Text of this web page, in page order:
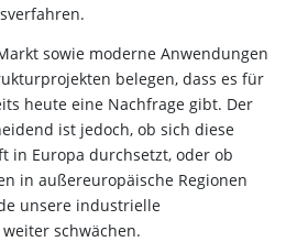
sowie moderne Anwendungen
belegen, dass es für
heute eine Nachfrage gibt. Der
ist jedoch, ob sich diese
in Europa durchsetzt, oder ob
in außereuropäische Regionen
unsere industrielle
schwächen.